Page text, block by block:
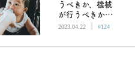
うべきか、機械
が行うべきか
――テッド・チ
読んで
2023.04.22 | #124